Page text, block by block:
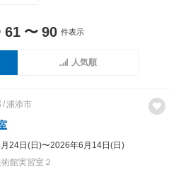
61 〜 90 件表示
人気順
浦添市
24日(日)〜2026年6月14日(日)
館実習室２